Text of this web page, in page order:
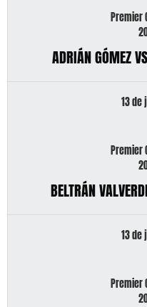
Premier
ADRIÁN GÓMEZ
13 de
Premier
BELTRÁN
13 de
Premier